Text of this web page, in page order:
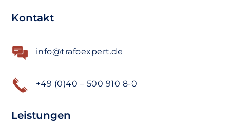
Kontakt
info@trafoexpert.de
+49 (0)40 – 500 910 8-0
Leistungen